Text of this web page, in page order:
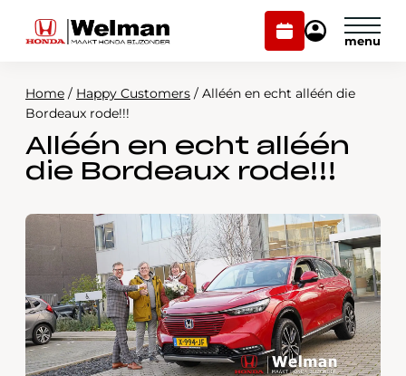
Plan
onderhoud
Mijn
Modellen
Voorraad
Over ons
Webshop
Contact
Plan onderhoud
Home / Happy Customers / Alléén en echt alléén die
Bordeaux rode!!!
Alléén en echt alléén
die Bordeaux rode!!!